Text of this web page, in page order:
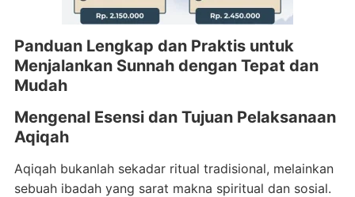
Panduan Lengkap dan Praktis untuk
Menjalankan Sunnah dengan Tepat dan
Mudah
Mengenal Esensi dan Tujuan Pelaksanaan
Aqiqah
Aqiqah bukanlah sekadar ritual tradisional, melainkan
sebuah ibadah yang sarat makna spiritual dan sosial.